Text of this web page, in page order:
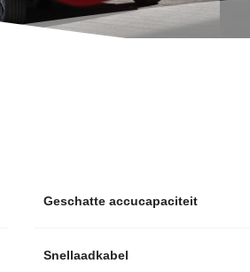
Geschatte accucapaciteit
Snellaadkabel